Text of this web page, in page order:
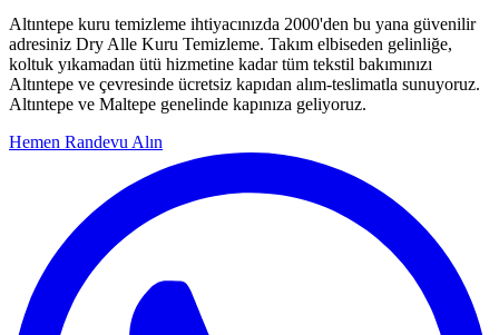
Altıntepe kuru temizleme ihtiyacınızda 2000'den bu yana güvenilir
adresiniz Dry Alle Kuru Temizleme. Takım elbiseden gelinliğe,
koltuk yıkamadan ütü hizmetine kadar tüm tekstil bakımınızı
Altıntepe ve çevresinde ücretsiz kapıdan alım-teslimatla sunuyoruz.
Altıntepe ve Maltepe genelinde kapınıza geliyoruz.
Hemen Randevu Alın